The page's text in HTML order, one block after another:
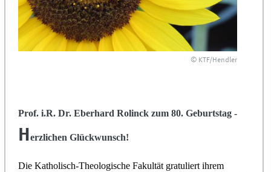
© KTF/Hendler
Prof. i.R. Dr. Eberhard Rolinck zum 80. Geburtstag -
Herzlichen Glückwunsch!
Die Katholisch-Theologische Fakultät gratuliert ihrem